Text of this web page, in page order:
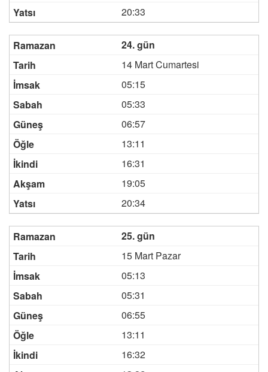
20:33
24. gün
14 Mart Cumartesi
05:15
05:33
06:57
13:11
16:31
19:05
20:34
25. gün
15 Mart Pazar
05:13
05:31
06:55
13:11
16:32